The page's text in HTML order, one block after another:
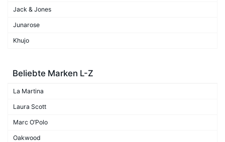
Jack & Jones
Junarose
Khujo
Beliebte Marken L-Z
La Martina
Laura Scott
Marc O’Polo
Oakwood